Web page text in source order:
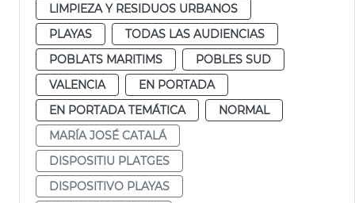
LIMPIEZA Y RESIDUOS URBANOS
PLAYAS
TODAS LAS AUDIENCIAS
POBLATS MARITIMS
POBLES SUD
VALENCIA
EN PORTADA
EN PORTADA TEMÁTICA
NORMAL
MARÍA JOSÉ CATALÁ
DISPOSITIU PLATGES
DISPOSITIVO PLAYAS